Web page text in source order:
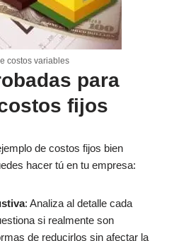
costos variables
para
fijos
de costos fijos bien
hacer tú en tu empresa:
: Analiza al detalle cada
si realmente son
de reducirlos sin afectar la